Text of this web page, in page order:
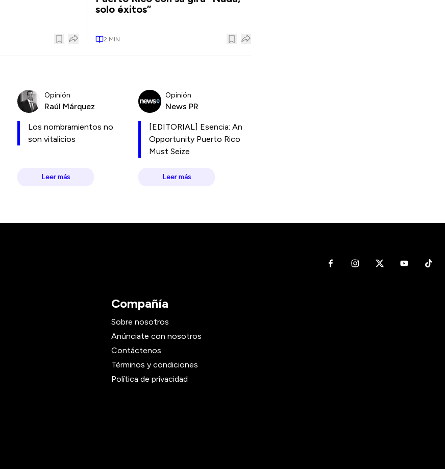
solo éxitos”
2 MIN
Opinión
Raúl Márquez
Los nombramientos no
son vitalicios
Leer más
Opinión
News PR
[EDITORIAL] Esencia: An
Opportunity Puerto Rico
Must Seize
Leer más
Compañía
Sobre nosotros
Anúnciate con nosotros
Contáctenos
Términos y condiciones
Política de privacidad